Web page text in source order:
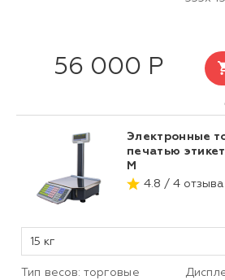
56 000 Р
Электронные
печатью
М
4.8 / 4 отзыва
15 кг
Тип весов: торговые